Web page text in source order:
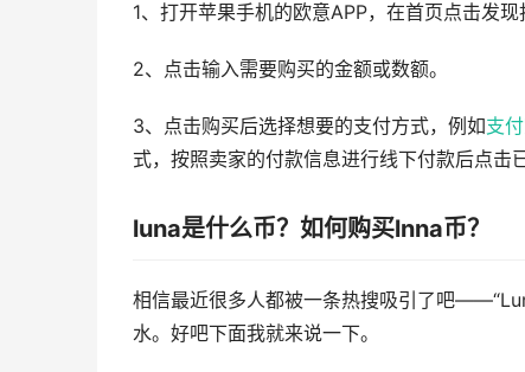
1、打开苹果手机的欧意APP，在首页点击发
2、点击输入需要购买的金额或数额。
3、点击购买后选择想要的支付方式，例如支
式，按照卖家的付款信息进行线下付款后点击
luna是什么币？如何购买lnna币？
相信最近很多人都被一条热搜吸引了吧
水。好吧下面我就来说一下。